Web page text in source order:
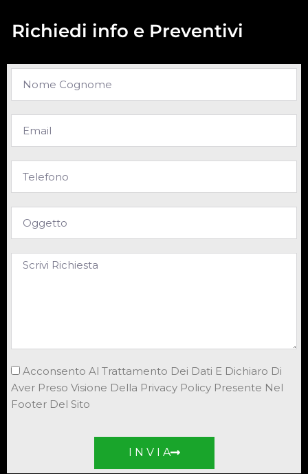
Richiedi info e Preventivi
Acconsento Al Trattamento Dei Dati E Dichiaro Di
Aver Preso Visione Della Privacy Policy Presente Nel
Footer Del Sito
I N V I A